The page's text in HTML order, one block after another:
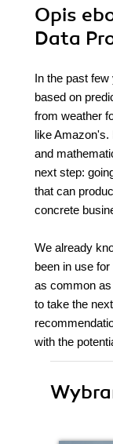
Opis
Data
In the past few
based on
from weather
like Amazon's.
and
next step:
that can
concrete
We already
been in use
as common
to take the
with the